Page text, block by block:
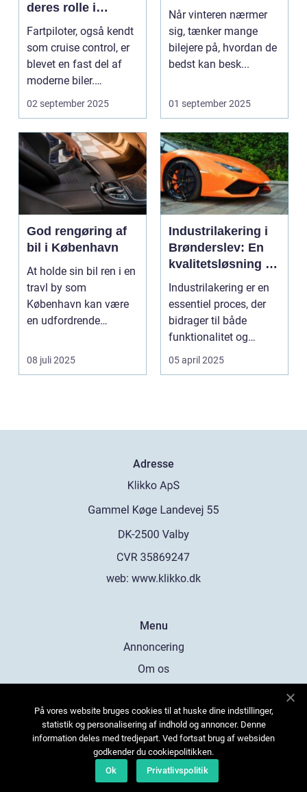
deres rolle i
sikkerhed
Fartpiloter, også kendt
som cruise control, er
blevet en fast del af
moderne biler.
Systemet g...
02 september 2025
Når vinteren nærmer
sig, tænker mange
bilejere på, hvordan de
bedst kan besk...
01 september 2025
God rengøring af
bil i København
At holde sin bil ren i en
travl by som
København kan være
en udfordrende
08 juli 2025
Industrilakering i
Brønderslev: En
kvalitetsløsning til
dit næste projekt
Industrilakering er en
essentiel proces, der
bidrager til både
funktionalitet og
æstetik...
05 april 2025
Adresse
web: www.klikko.dk
Menu
Annoncering
Om os
Kontakt os
Sitemap
På vores website bruges cookies til at huske dine indstillinger,
statistik og personalisering af indhold og annoncer. Denne
information deles med tredjepart. Ved fortsat brug af websiden
godkender du cookiepolitikken.
Ok
Privatlivspolitik